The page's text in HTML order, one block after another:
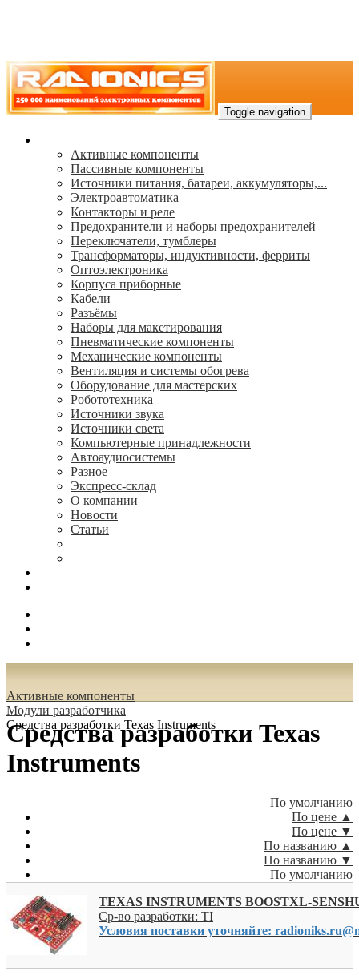
Toggle navigation
Активные компоненты
Пассивные компоненты
Источники питания, батареи, аккумуляторы,...
Электроавтоматика
Контакторы и реле
Предохранители и наборы предохранителей
Переключатели, тумблеры
Трансформаторы, индуктивности, ферриты
Oптоэлектроника
Корпуса приборные
Кабели
Разъёмы
Наборы для макетирования
Пневматические компоненты
Механические компоненты
Вентиляция и системы обогрева
Оборудование для мастерских
Робототехника
Источники звука
Источники света
Компьютерные принадлежности
Автоаудиосистемы
Разное
Экспресс-склад
О компании
Новости
Статьи
Активные компоненты
Модули разработчика
Средства разработки Texas Instruments
Средства разработки Texas
Instruments
По умолчанию
По цене ▲
По цене ▼
По названию ▲
По названию ▼
По умолчанию
TEXAS INSTRUMENTS BOOSTXL-
Ср-во разработки: TI
Условия поставки уточняйте: